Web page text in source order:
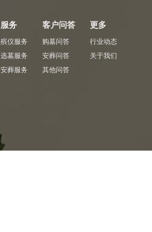
服务
殡仪服务
选墓服务
安葬服务
客户问答
购墓问答
安葬问答
其他问答
更多
行业动态
关于我们